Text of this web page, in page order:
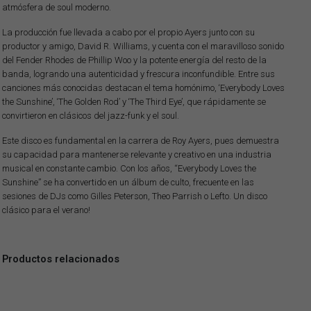
atmósfera de soul moderno.
La producción fue llevada a cabo por el propio Ayers junto con su
productor y amigo, David R. Williams, y cuenta con el maravilloso sonido
del Fender Rhodes de Phillip Woo y la potente energía del resto de la
banda, logrando una autenticidad y frescura inconfundible. Entre sus
canciones más conocidas destacan el tema homónimo, ‘Everybody Loves
the Sunshine’, ‘The Golden Rod’ y ‘The Third Eye’, que rápidamente se
convirtieron en clásicos del jazz-funk y el soul.
Este disco es fundamental en la carrera de Roy Ayers, pues demuestra
su capacidad para mantenerse relevante y creativo en una industria
musical en constante cambio. Con los años, “Everybody Loves the
Sunshine” se ha convertido en un álbum de culto, frecuente en las
sesiones de DJs como Gilles Peterson, Theo Parrish o Lefto. Un disco
clásico para el verano!
Productos relacionados